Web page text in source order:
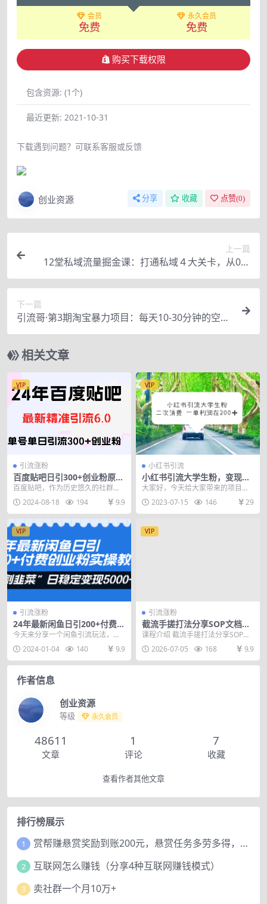
会员
免费
永久会员
免费
购买下载权限
包含资源: (1个)
最近更新: 2021-10-31
下载遇到问题？可联系客服或反馈
创业资源 分享 收藏 点赞(0)
上一篇
12堂私域流量掘金课：打通私域４大关卡，从0做
出N个赚钱的微信号
下一篇
引流哥·第3期淘宝暴力项目：每天10-30分钟的空闲
时间，有淘宝号，会玩淘宝
相关文章
VIP
引流涨粉
百度贴吧日引300+创业粉原创
实操教程
百度贴吧，作为历史悠久的社群聚
集地，其独特魅力在于构建了一个
个深度交流的圈层，与...
2024-08-18 194 9.9
VIP
小红书引流
小红书引流大学生粉，变现项
目，一单利润在200+（教程
+资源）
大家好，今天给大家带来的项目是
小红书引流大学生粉丝，在私域进
行②次变现。现在快放...
2023-07-15 146 29
VIP
引流涨粉
24年最新闲鱼日引200+付费创
业粉，割韭菜每天5000+收益
实操教程！
今天来分享一个闲鱼引流玩法，外
面有的团队收费5980的闲鱼引流创
业粉方法也是24...
2024-01-04 140 9.9
VIP
引流涨粉
截流手搓打法分享SOP文档
课，抖音小红书视频号丨精准
截流，快速获客，低成本高转
化
课程介绍 截流手搓打法分享SOP文
档课 抖音小红书视频号精准截流，
快速获客，低成...
2026-07-05 168 9.9
作者信息
创业资源
等级 永久会员
48611
文章
1
评论
7
收藏
查看作者其他文章
排行榜展示
1 赏帮赚悬赏奖励到账200元，悬赏任务多劳多得，人人可做。
2 互联网怎么赚钱（分享4种互联网赚钱模式）
3 卖社群一个月10万+